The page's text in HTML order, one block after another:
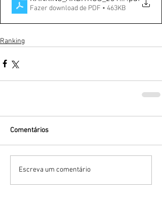
Fazer download de PDF • 463KB
Ranking
Comentários
Escreva um comentário